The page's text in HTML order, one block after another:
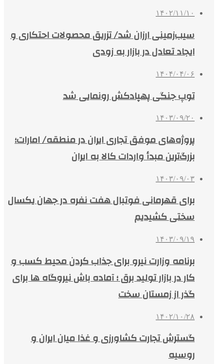
۱۴۰۲/۱۱/۱۰
سیب‌زمینی ارزان شد/ تزریق محصولات احتکاری و
ایجاد تعادل در بازار به زودی
۱۴۰۴/۰۴/۰۶
توپ جنگی پهپادکش رونمایی شد
۱۴۰۳/۰۹/۲۰
پروژه‌های موفق تجاری ایران در منطقه/ امارات؛
بزرگ‌ترین مبدأ واردات کالا به ایران
۱۴۰۳/۰۹/۰۳
برای قهرمانی فوتبال هفت نفره در جهان یکسال
سختی کشیدیم
۱۴۰۳/۰۹/۱۹
برنامه‌ وزارت نیرو برای جذاب کردن محیط کسب و
کار در بازار تولید برق ؛ آماده باش نیروگاه ها برای
گذر از زمستان سخت
۱۴۰۲/۱۰/۲۸
گسترش تجارت کشاورزی و غذا میان ایران و
روسیه